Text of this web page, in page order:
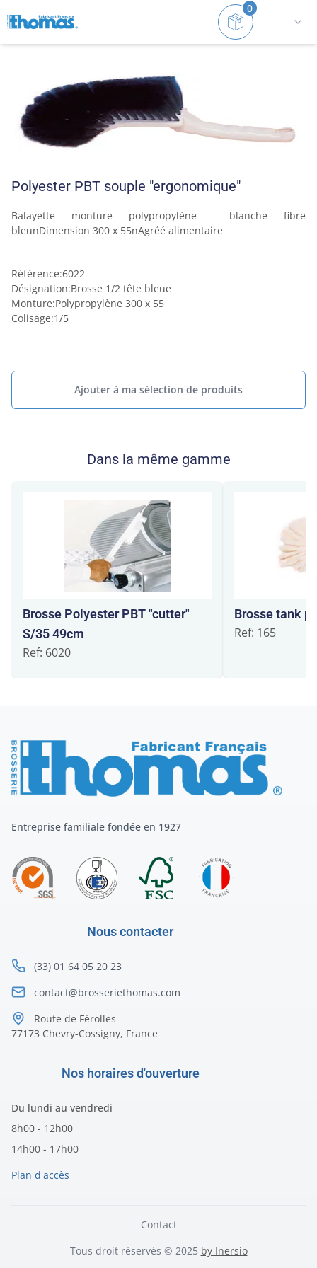
0
Accueil Accessoires
Polyester PBT souple "ergonomique"
Balayette monture polypropylène  blanche fibre
bleunDimension 300 x 55nAgréé alimentaire
Référence:6022
Désignation:Brosse 1/2 tête bleue
Monture:Polypropylène 300 x 55
Colisage:1/5
Ajouter à ma sélection de produits
Dans la même gamme
Brosse Polyester PBT "cutter"
S/35 49cm
Ref: 6020
Brosse tank
Ref: 165
Entreprise familiale fondée en 1927
Nous contacter
(33) 01 64 05 20 23
contact@brosseriethomas.com
Route de Férolles
77173 Chevry-Cossigny, France
Nos horaires d'ouverture
Du lundi au vendredi
8h00 - 12h00
14h00 - 17h00
Plan d'accès
Contact
Tous droit réservés © 2025 by Inersio